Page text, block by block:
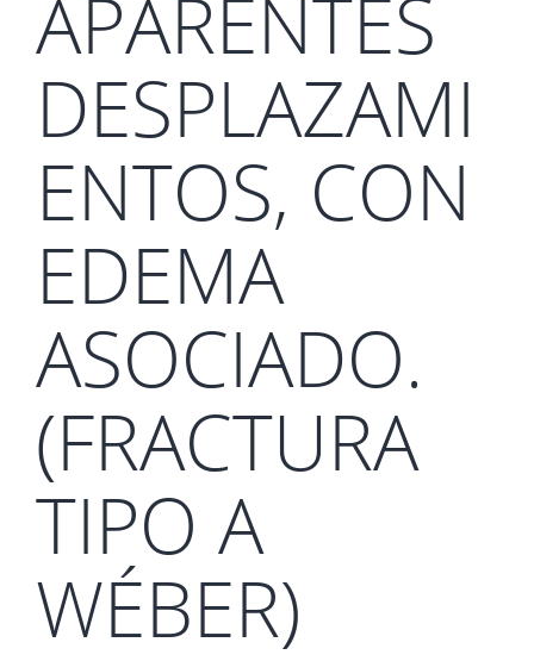
APARENTES
DESPLAZAMI
ENTOS, CON
EDEMA
ASOCIADO.
(FRACTURA
TIPO A
WÉBER)